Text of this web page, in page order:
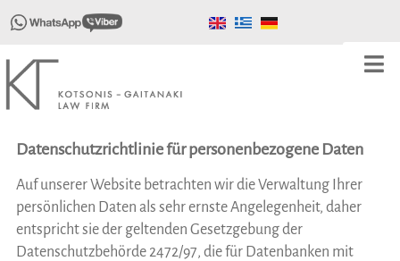
Datenschutzrichtlinie für personenbezogene Daten
Auf unserer Website betrachten wir die Verwaltung Ihrer
persönlichen Daten als sehr ernste Angelegenheit, daher
entspricht sie der geltenden Gesetzgebung der
Datenschutzbehörde 2472/97, die für Datenbanken mit